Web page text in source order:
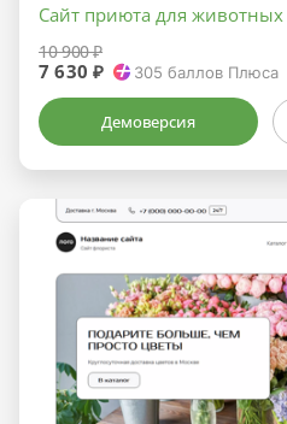
Сайт приюта для животных
10 900 ₽
7 630 ₽ 305 баллов Плюса
Демоверсия